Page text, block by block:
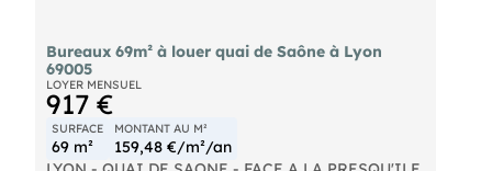
Bureaux 69m² à louer quai de Saône à Lyon
69005
LOYER MENSUEL
917 €
SURFACE
69 m²
MONTANT AU M²
159,48 €/m²/an